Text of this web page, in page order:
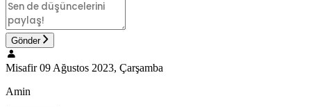
Gönder
Misafir 09 Ağustos 2023, Çarşamba
Amin